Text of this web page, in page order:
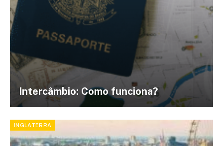
Intercâmbio: Como funciona?
INGLATERRA